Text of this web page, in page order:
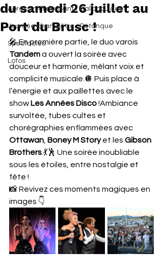
Après-midi dansant / Bal populaire
Journée champêtre / Pétanque
Spectacles
Lotos
du samedi 26 juillet au
Port du Brusc !
🎤 En première partie, le duo varois
Tandem a ouvert la soirée avec
douceur et harmonie, mêlant voix et
complicité musicale.🪩 Puis place à
l’énergie et aux paillettes avec le
show Les Années Disco !Ambiance
survoltée, tubes cultes et
chorégraphies enflammées avec
Ottawan Boney M Story et les Gibson
Brothers.💃🕺 Une soirée inoubliable
sous les étoiles, entre nostalgie et
fête !
📸 Revivez ces moments magiques en
images 👇